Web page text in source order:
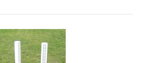
TRÄBOMMAR - PAKET 2
10 320.00kr